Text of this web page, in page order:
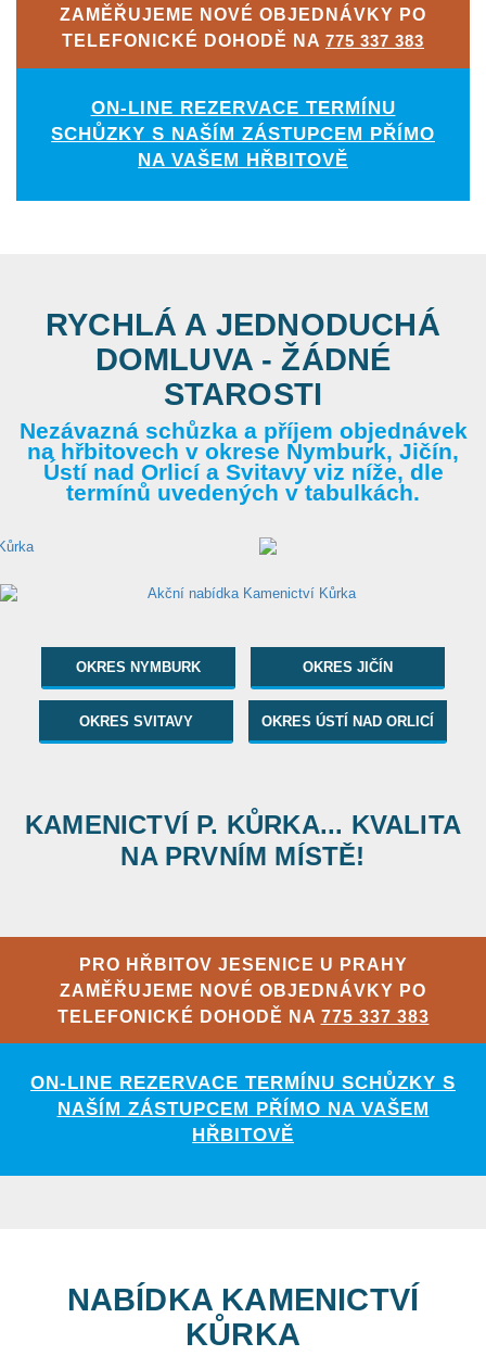
ZAMĚŘUJEME NOVÉ OBJEDNÁVKY PO
TELEFONICKÉ DOHODĚ NA 775 337 383
ON-LINE REZERVACE TERMÍNU
SCHŮZKY S NAŠÍM ZÁSTUPCEM PŘÍMO
NA VAŠEM HŘBITOVĚ
RYCHLÁ A JEDNODUCHÁ
DOMLUVA - ŽÁDNÉ
STAROSTI
Nezávazná schůzka a příjem objednávek
na hřbitovech v okrese Nymburk, Jičín,
Ústí nad Orlicí a Svitavy viz níže, dle
termínů uvedených v tabulkách.
OKRES NYMBURK OKRES JIČÍN
OKRES SVITAVY OKRES ÚSTÍ NAD ORLICÍ
KAMENICTVÍ P. KŮRKA... KVALITA
NA PRVNÍM MÍSTĚ!
PRO HŘBITOV JESENICE U PRAHY
ZAMĚŘUJEME NOVÉ OBJEDNÁVKY PO
TELEFONICKÉ DOHODĚ NA 775 337 383
ON-LINE REZERVACE TERMÍNU SCHŮZKY S
NAŠÍM ZÁSTUPCEM PŘÍMO NA VAŠEM
HŘBITOVĚ
NABÍDKA KAMENICTVÍ
KŮRKA